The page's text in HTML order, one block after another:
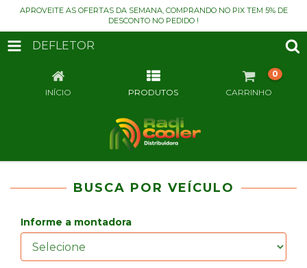
APROVEITE AS OFERTAS DA SEMANA, COMPRANDO NO PIX TEM 5% DE
DESCONTO NO PEDIDO !
DEFLETOR
INÍCIO PRODUTOS CARRINHO
0
BUSCA POR VEÍCULO
Informe a montadora